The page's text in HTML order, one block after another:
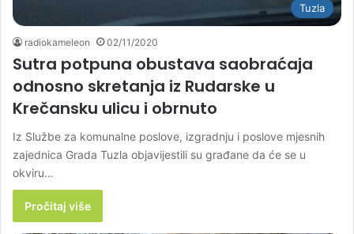
Tuzla
radiokameleon 02/11/2020
Sutra potpuna obustava saobraćaja
odnosno skretanja iz Rudarske u
Krečansku ulicu i obrnuto
Iz Službe za komunalne poslove, izgradnju i poslove mjesnih
zajednica Grada Tuzla objavijestili su građane da će se u
okviru…
Pročitaj više